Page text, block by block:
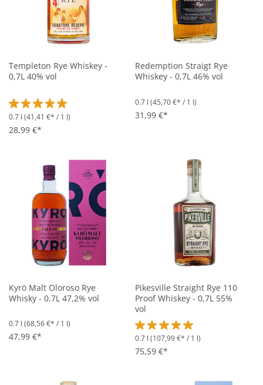
Templeton Rye Whiskey -
0,7L 40% vol
Durchschnittliche Bewertung von 5 von 5 Sternen
0.7 l (41,41 €* / 1 l)
28,99 €*
Redemption Straigt Rye
Whiskey - 0,7L 46% vol
0.7 l (45,70 €* / 1 l)
31,99 €*
Kyrö Malt Oloroso Rye
Whisky - 0,7L 47,2% vol
0.7 l (68,56 €* / 1 l)
47,99 €*
Pikesville Straight Rye 110
Proof Whiskey - 0,7L 55%
vol
Durchschnittliche Bewertung
0.7 l (107,99 €* / 1 l)
75,59 €*